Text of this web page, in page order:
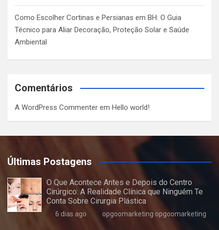
Como Escolher Cortinas e Persianas em BH: O Guia
Técnico para Aliar Decoração, Proteção Solar e Saúde
Ambiental
Comentários
A WordPress Commenter em Hello world!
Últimas Postagens
O Que Acontece Antes e Depois do Centro
Cirúrgico: A Realidade Clínica que Ninguém Te
Conta Sobre Cirurgia Plástica
6 dias ago opgoomarketing opgoomarketing